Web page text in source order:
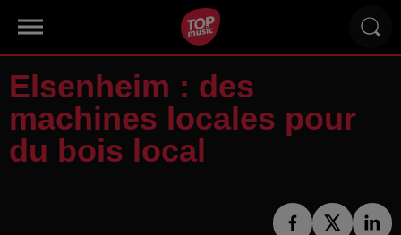
Elsenheim : des
machines locales pour
du bois local